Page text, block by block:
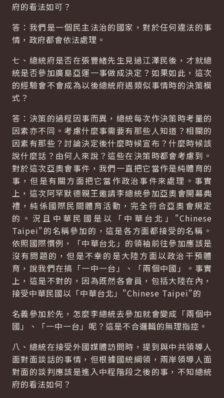
府的看法如可？
答：我們是一個民主法治的國家，對於任何違法的事
情，政府都會依法處理。
七、總統府是否在張豐緒先生見過江澤民後，才就總
統是否參加廣島亞運一事做成決定？如果如此，這次
的經驗會不會成為以後總統府遇類似事情時的決策模
式？
答：決策的過程因事而異，總統每次作決策時考量的
因素亦不同。考慮什麼事需要有那些人知道？相關的
因素有那些？討論決定後什麼時候宣布？什麼時候該
說什麼話？由何人來說？這些在決策時都會考慮到。
對於這次亞奧會事件，我們一直把它當作是純體育的
事，但是有關方面把它當作政治事件來處理。事實
上，這次阿罕默德親王邀請李總統參加亞奧會開幕典
禮，純係國際民間體育活動，完全符合亞奧會規定
的。況且中華民國是以「中華台北」"Chinese
Taipei"的名稱參加的，這是各方面都接受的名稱。
依照國際慣例，「中華台北」的領袖前往參加應該是
沒有問題的，但是不幸的是大陸方面以政治干預體
育，說我們在搞「一中一台」、「兩個中國」。事實
上，這是不對的，因為既然各會員，包括大陸在內，
接受中華民國以「中華台北」"Chinese Taipei"的
名義參加於先，怎麼李總統去參加就會變成「兩個中
國」、「一中一台」呢？這是不合邏輯的無理指控。
八、總統在接受外國媒體訪問時，提到與中共領導人
面對面談話的事情，但根據國統綱領，兩岸領導人面
對面的談判應該是進入中程階段之後的事，不知總統
府的看法如何？